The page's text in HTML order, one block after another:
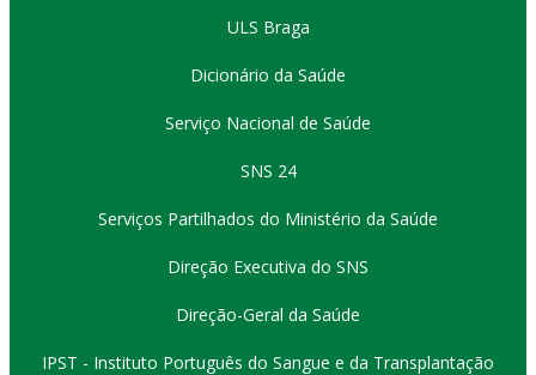
ULS Braga
Dicionário da Saúde
Serviço Nacional de Saúde
SNS 24
Serviços Partilhados do Ministério da Saúde
Direção Executiva do SNS
Direção-Geral da Saúde
IPST - Instituto Português do Sangue e da Transplantação